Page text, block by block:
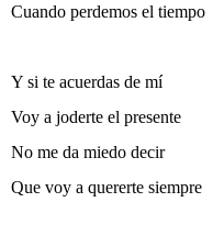
Cuando perdemos el tiempo
Y si te acuerdas de mí
Voy a joderte el presente
No me da miedo decir
Que voy a quererte siempre